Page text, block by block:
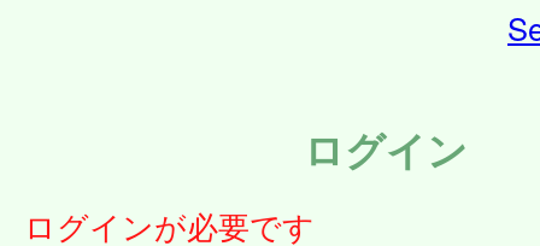
ログイン
ログインが必要です